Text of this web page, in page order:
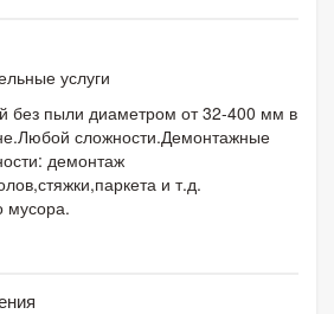
услуги
без пыли диаметром от 32-400 мм в
сложности.Демонтажные
демонтаж
и т.д.
мусора.